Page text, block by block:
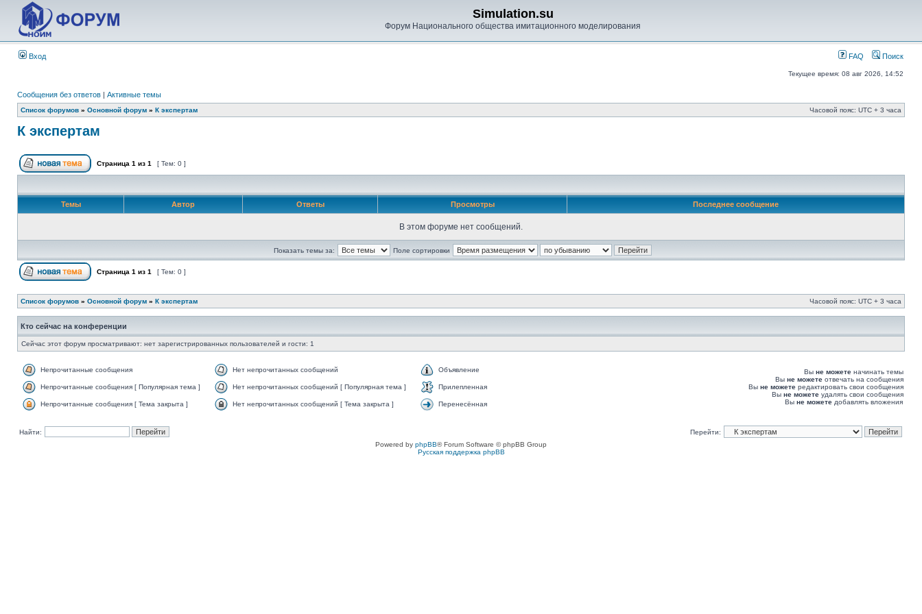
Simulation.su
Форум Национального общества имитационного моделирования
Вход FAQ Поиск
Текущее время: 08 авг 2026, 14:52
Сообщения без ответов | Активные темы
Список форумов » Основной форум » К экспертам Часовой пояс: UTC + 3 часа
К экспертам
Страница 1 из 1 [ Тем: 0 ]
Темы Автор Ответы Просмотры Последнее сообщение
В этом форуме нет сообщений.
Показать темы за: Поле сортировки
Страница 1 из 1 [ Тем: 0 ]
Список форумов » Основной форум » К экспертам Часовой пояс: UTC + 3 часа
Кто сейчас на конференции
Сейчас этот форум просматривают: нет зарегистрированных пользователей и гости: 1
Непрочитанные сообщения Нет непрочитанных сообщений Объявление
Непрочитанные сообщения [ Популярная тема ] Нет непрочитанных сообщений [ Популярная тема ] Прилепленная
Непрочитанные сообщения [ Тема закрыта ] Нет непрочитанных сообщений [ Тема закрыта ] Перенесённая
Вы не можете начинать темы
Вы не можете отвечать на сообщения
Вы не можете редактировать свои сообщения
Вы не можете удалять свои сообщения
Вы не можете добавлять вложения
Найти:
Перейти:
Powered by phpBB® Forum Software © phpBB Group
Русская поддержка phpBB